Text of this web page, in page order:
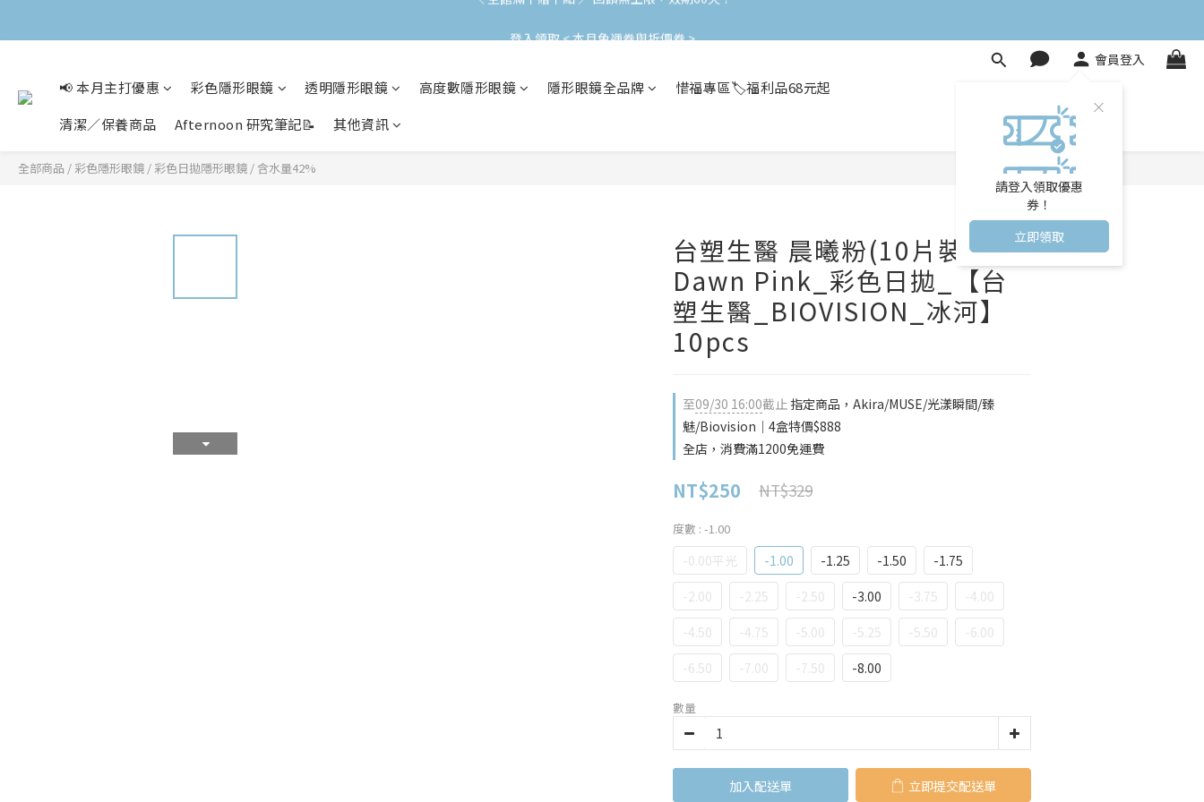
會員登入
請登入領取優惠
券！
立即領取
📢 本月主打優惠 彩色隱形眼鏡 透明隱形眼鏡 高度數隱形眼鏡 隱形眼鏡全品牌
惜福專區🏷️福利品68元起
清潔／保養商品
Afternoon 研究筆記📝 其他資訊
全部商品 / 彩色隱形眼鏡 / 彩色日拋隱形眼鏡 / 含水量42%
台塑生醫 晨曦粉(10片裝)
Dawn Pink_彩色日拋_【台
塑生醫_BIOVISION_冰河】
10pcs
至09/30 16:00截止 指定商品，Akira/MUSE/光漾瞬間/臻
魅/Biovision｜4盒特價$888
全店，消費滿1200免運費
NT$250 NT$329
度數 : -1.00
-0.00平光 -1.00 -1.25 -1.50
-1.75
-2.00
-2.25 -2.50 -3.00 -3.75
-4.00
-4.50
-4.75 -5.00 -5.25 -5.50
-6.00
-6.50
-7.00 -7.50 -8.00
數量
加入購物車 立即購買
立即購買